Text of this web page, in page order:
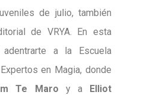
de julio, también
de VRYA. En esta
a la Escuela
en Magia, donde
Te Maro y a Elliot